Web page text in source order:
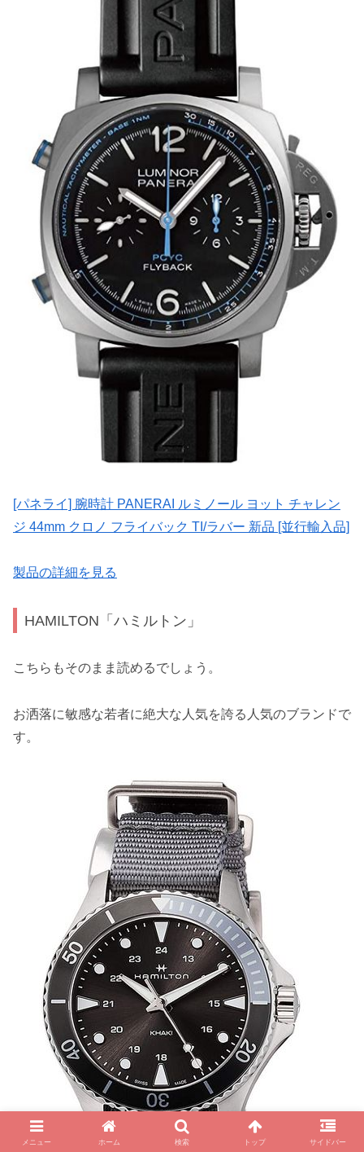
[パネライ] 腕時計 PANERAI ルミノール ヨット チャレン
ジ 44mm クロノ フライバック TI/ラバー 新品 [並行輸入品]
製品の詳細を見る
HAMILTON「ハミルトン」
こちらもそのまま読めるでしょう。
お洒落に敏感な若者に絶大な人気を誇る人気のブランドで
す。
メニュー ホーム 検索 トップ サイドバー